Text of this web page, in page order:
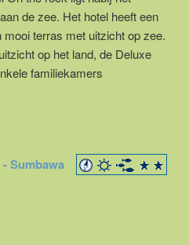
de zee. Het hotel heeft een
terras met uitzicht op zee.
op het land, de Deluxe
familiekamers
Sumbawa